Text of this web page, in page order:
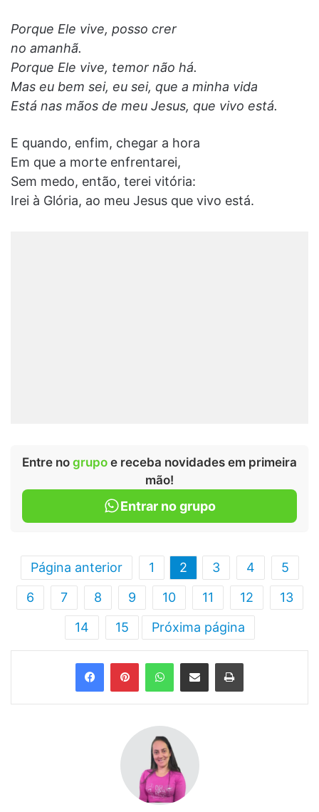
Porque Ele vive, posso crer
no amanhã.
Porque Ele vive, temor não há.
Mas eu bem sei, eu sei, que a minha vida
Está nas mãos de meu Jesus, que vivo está.
E quando, enfim, chegar a hora
Em que a morte enfrentarei,
Sem medo, então, terei vitória:
Irei à Glória, ao meu Jesus que vivo está.
Entre no grupo e receba novidades em primeira
mão!
Entrar no grupo
Página anterior 1 2 3 4
5
6
7 8 9 10 11 12
13
14
15 Próxima página
FacebookPinterestWhatsApp
Compartilhar via e-mail Imprimir